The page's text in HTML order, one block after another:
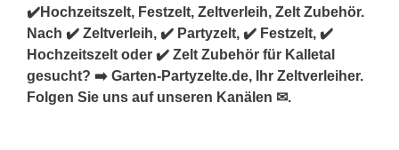
✔️Hochzeitszelt, Festzelt, Zeltverleih, Zelt Zubehör.
Nach ✔️ Zeltverleih, ✔️ Partyzelt, ✔️ Festzelt, ✔️
Hochzeitszelt oder ✔️ Zelt Zubehör für Kalletal
gesucht? ➡️ Garten-Partyzelte.de, Ihr Zeltverleiher.
Folgen Sie uns auf unseren Kanälen ✉.